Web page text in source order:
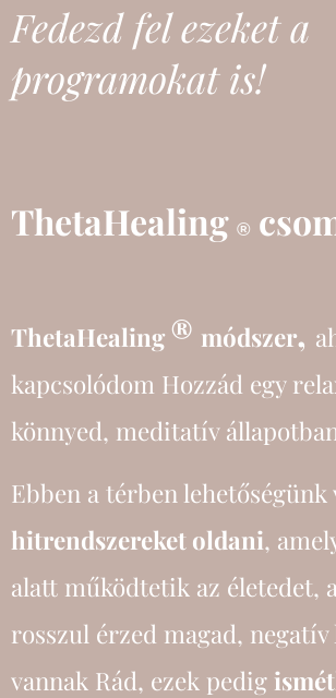
Fedezd fel ezeket a
programokat is!
ThetaHealing ®
ThetaHealing ® módszer,
kapcsolódom Hozzád egy
könnyed, meditatív
Ebben a térben lehetőségünk
hitrendszereket oldani,
alatt működtetik az életedet,
rosszul érzed magad, negatív
vannak Rád, ezek pedig